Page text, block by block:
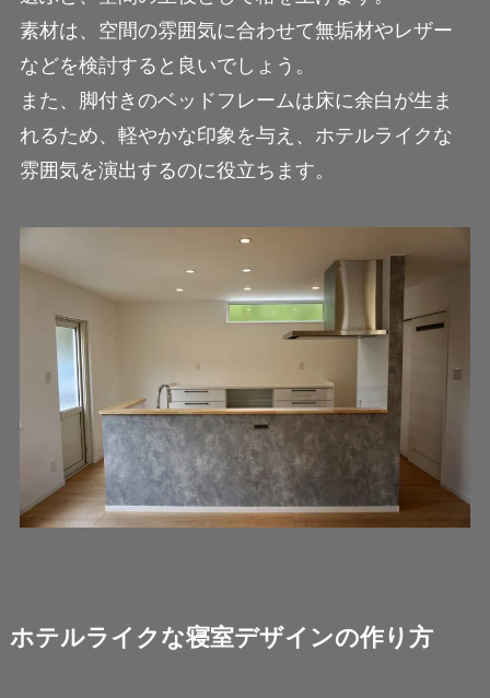
素材は、空間の雰囲気に合わせて無垢材やレザー
などを検討すると良いでしょう。
また、脚付きのベッドフレームは床に余白が生ま
れるため、軽やかな印象を与え、ホテルライクな
雰囲気を演出するのに役立ちます。
ホテルライクな寝室デザインの作り方